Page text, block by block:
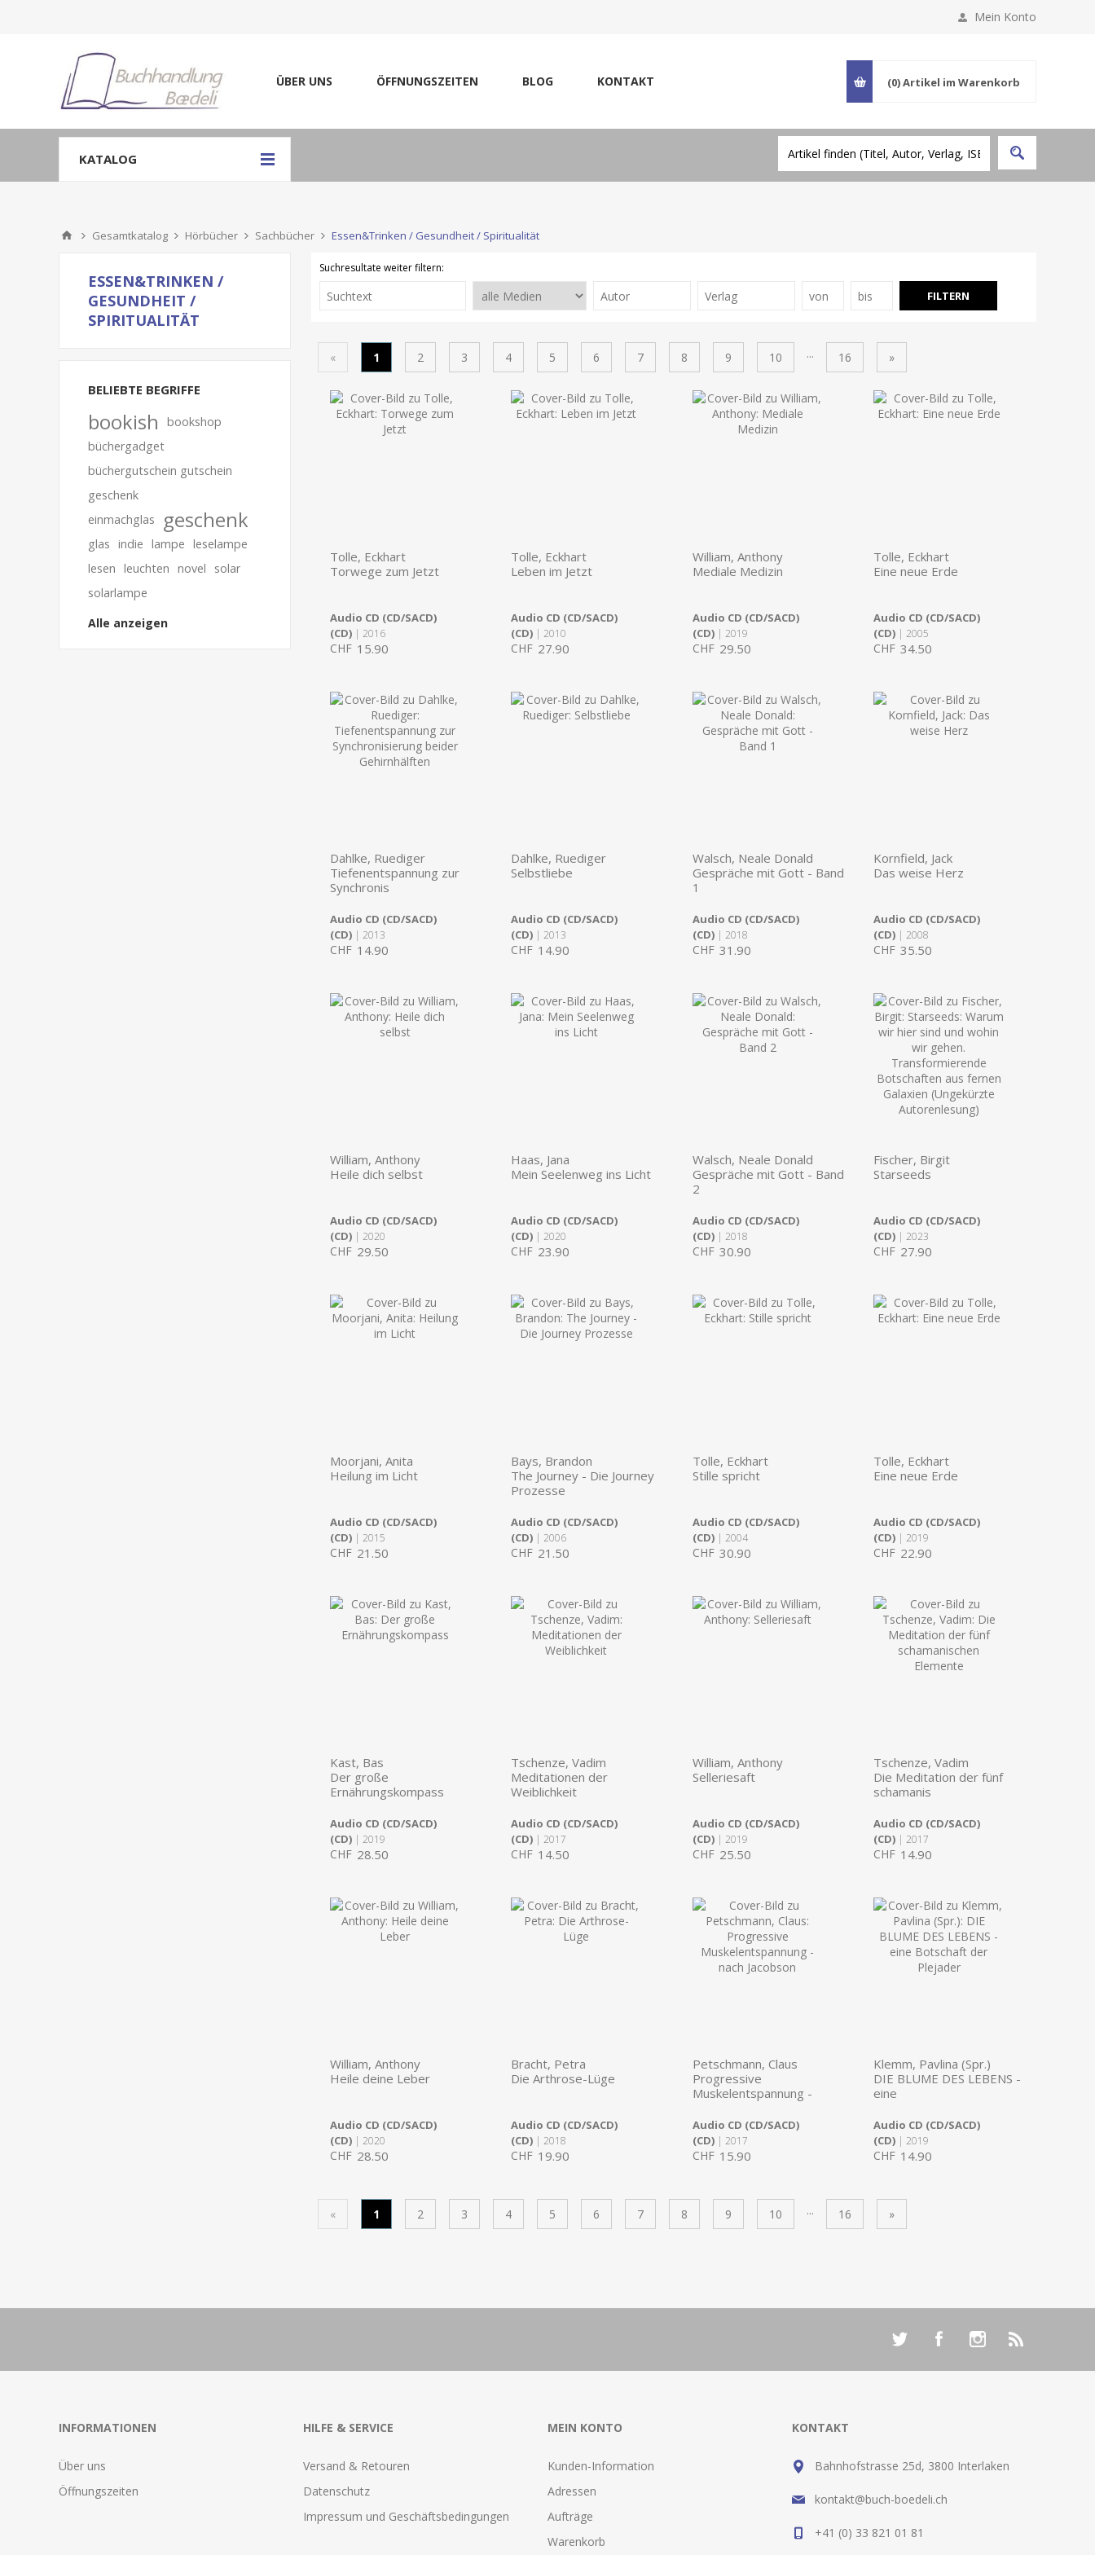
Mein Konto
ÜBER UNS ÖFFNUNGSZEITEN BLOG KONTAKT (0)Artikel im Warenkorb
KATALOG
Gesamtkatalog Hörbücher Sachbücher Essen&Trinken / Gesundheit / Spiritualität
Suchresultate weiter filtern:
« 1 2 3 4 5 6 7 8 9 10 ... 16 »
Tolle, Eckhart
Torwege zum Jetzt
Audio CD (CD/SACD)
(CD)| 2016
CHF 15.90
Tolle, Eckhart
Leben im Jetzt
Audio CD (CD/SACD)
(CD) | 2010
CHF 27.90
William, Anthony
Mediale Medizin
Audio CD (CD/SACD)
(CD)| 2019
CHF 29.50
Tolle, Eckhart
Eine neue Erde
Audio CD (CD/SACD)
(CD) | 2005
CHF 34.50
Dahlke, Ruediger
Tiefenentspannung zur
Synchronis
Audio CD (CD/SACD)
(CD)| 2013
CHF 14.90
Dahlke, Ruediger
Selbstliebe
Audio CD (CD/SACD)
(CD) | 2013
CHF 14.90
Walsch, Neale Donald
Gespräche mit Gott - Band
1
Audio CD (CD/SACD)
(CD)| 2018
CHF 31.90
Kornfield, Jack
Das weise Herz
Audio CD (CD/SACD)
(CD) | 2008
CHF 35.50
William, Anthony
Heile dich selbst
Audio CD (CD/SACD)
(CD)| 2020
CHF 29.50
Haas, Jana
Mein Seelenweg ins Licht
Audio CD (CD/SACD)
(CD) | 2020
CHF 23.90
Walsch, Neale Donald
Gespräche mit Gott - Band
2
Audio CD (CD/SACD)
(CD)| 2018
CHF 30.90
Fischer, Birgit
Starseeds
Audio CD (CD/SACD)
(CD) | 2023
CHF 27.90
Moorjani, Anita
Heilung im Licht
Audio CD (CD/SACD)
(CD)| 2015
CHF 21.50
Bays, Brandon
The Journey - Die Journey
Prozesse
Audio CD (CD/SACD)
(CD) | 2006
CHF 21.50
Tolle, Eckhart
Stille spricht
Audio CD (CD/SACD)
(CD)| 2004
CHF 30.90
Tolle, Eckhart
Eine neue Erde
Audio CD (CD/SACD)
(CD) | 2019
CHF 22.90
Kast, Bas
Der große
Ernährungskompass
Audio CD (CD/SACD)
(CD)| 2019
CHF 28.50
Tschenze, Vadim
Meditationen der
Weiblichkeit
Audio CD (CD/SACD)
(CD) | 2017
CHF 14.50
William, Anthony
Selleriesaft
Audio CD (CD/SACD)
(CD)| 2019
CHF 25.50
Tschenze, Vadim
Die Meditation der fünf
schamanis
Audio CD (CD/SACD)
(CD) | 2017
CHF 14.90
William, Anthony
Heile deine Leber
Audio CD (CD/SACD)
(CD)| 2020
CHF 28.50
Bracht, Petra
Die Arthrose-Lüge
Audio CD (CD/SACD)
(CD) | 2018
CHF 19.90
Petschmann, Claus
Progressive
Muskelentspannung -
Audio CD (CD/SACD)
(CD)| 2017
CHF 15.90
Klemm, Pavlina (Spr.)
DIE BLUME DES LEBENS -
eine
Audio CD (CD/SACD)
(CD) | 2019
CHF 14.90
« 1 2 3 4 5 6 7 8 9 10 ... 16 »
ESSEN&TRINKEN /
GESUNDHEIT /
SPIRITUALITÄT
BELIEBTE BEGRIFFE
bookish
bookshop
büchergadget
büchergutschein gutschein
geschenk
einmachglas
geschenk
glas indie lampe leselampe
lesen leuchten novel
solar
solarlampe
Alle anzeigen
INFORMATIONEN
Über uns
Öffnungszeiten
HILFE & SERVICE
Versand & Retouren
Datenschutz
Impressum und Geschäftsbedingungen
MEIN KONTO
Kunden-Information
Adressen
Aufträge
Warenkorb
KONTAKT
Bahnhofstrasse 25d, 3800 Interlaken
kontakt@buch-boedeli.ch
+41 (0) 33 821 01 81